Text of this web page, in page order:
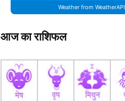
Weather from WeatherAPI
आज का राशिफल